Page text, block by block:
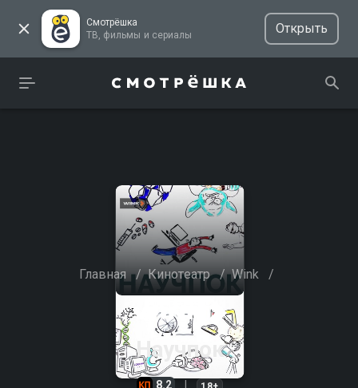
Смотрёшка
ТВ, фильмы и сериалы
Открыть
Главная / Кинотеатр / Wink /
Научпок
8.2